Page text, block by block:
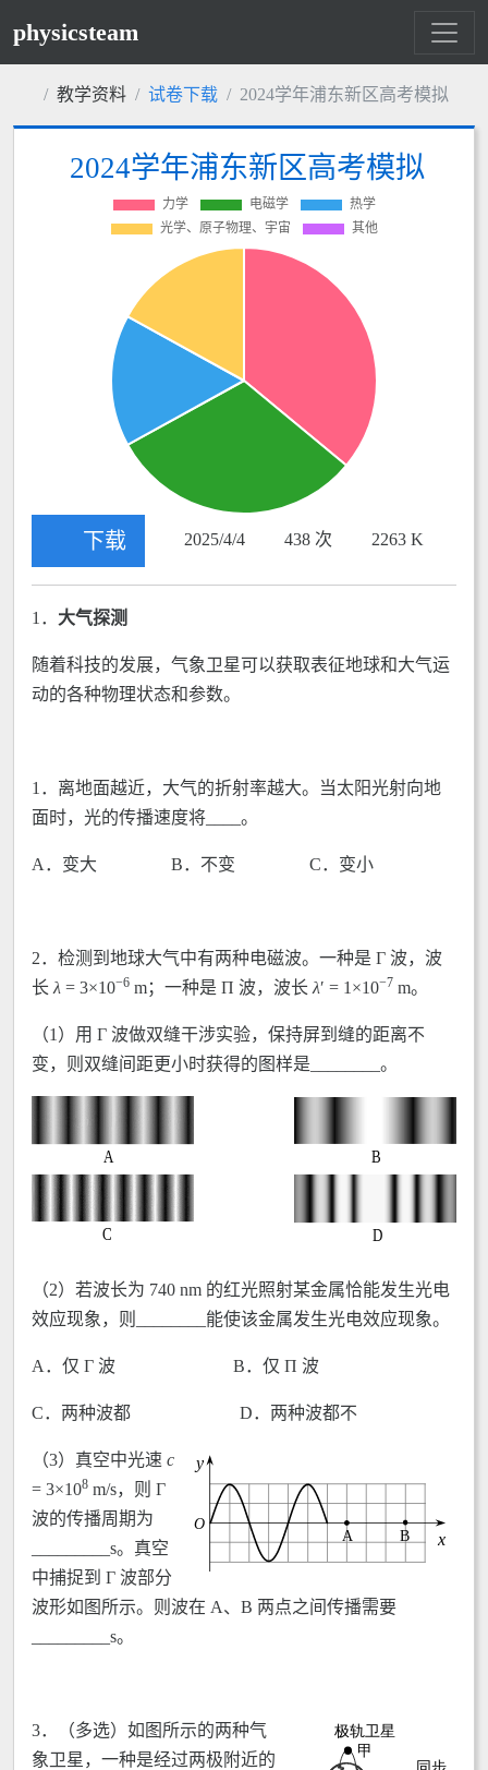
physicsteam
教学资料 试卷下载 2024学年浦东新区高考模拟
2024学年浦东新区高考模拟
下载 2025/4/4 438 次 2263 K
1． 大气探测
随着科技的发展，气象卫星可以获取表征地球和大气运
动的各种物理状态和参数。
1．离地面越近，大气的折射率越大。当太阳光射向地
面时，光的传播速度将____。
A．变大 B．不变 C．变小
2．检测到地球大气中有两种电磁波。一种是 Γ 波，波
长 λ = 3×10−6 m；一种是 Π 波，波长 λʹ = 1×10−7 m。
（1）用 Γ 波做双缝干涉实验，保持屏到缝的距离不
变，则双缝间距更小时获得的图样是________。
（2）若波长为 740 nm 的红光照射某金属恰能发生光电
效应现象，则________能使该金属发生光电效应现象。
A．仅 Γ 波 B．仅 Π 波
C．两种波都 D．两种波都不
（3）真空中光速 c
= 3×108 m/s，则 Γ
波的传播周期为
_________s。真空
中捕捉到 Γ 波部分
波形如图所示。则波在 A、B 两点之间传播需要
_________s。
3．（多选）如图所示的两种气
象卫星，一种是经过两极附近的